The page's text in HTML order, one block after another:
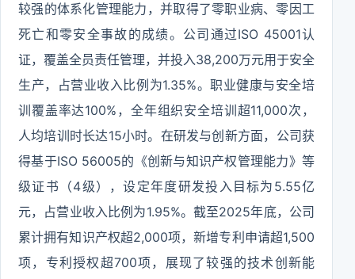
较强的体系化管理能力，并取得了零职业病、零因工
死亡和零安全事故的成绩。公司通过ISO 45001认
证，覆盖全员责任管理，并投入38,200万元用于安全
生产，占营业收入比例为1.35%。职业健康与安全培
训覆盖率达100%，全年组织安全培训超11,000次，
人均培训时长达15小时。在研发与创新方面，公司获
得基于ISO 56005的《创新与知识产权管理能力》等
级证书（4级），设定年度研发投入目标为5.55亿
元，占营业收入比例为1.95%。截至2025年底，公司
累计拥有知识产权超2,000项，新增专利申请超1,500
项，专利授权超700项，展现了较强的技术创新能